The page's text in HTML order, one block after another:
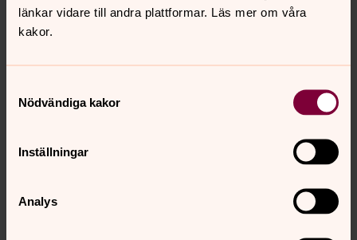
länkar vidare till andra plattformar. Läs mer om våra
kakor.
Nödvändiga kakor
Inställningar
Analys
Monica Klasson